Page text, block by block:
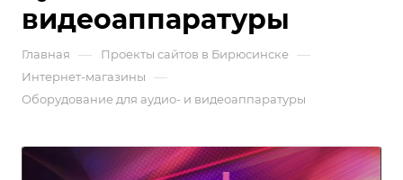
видеоаппаратуры
Главная — Проекты сайтов в Бирюсинске —
Интернет-магазины —
Оборудование для аудио- и видеоаппаратуры